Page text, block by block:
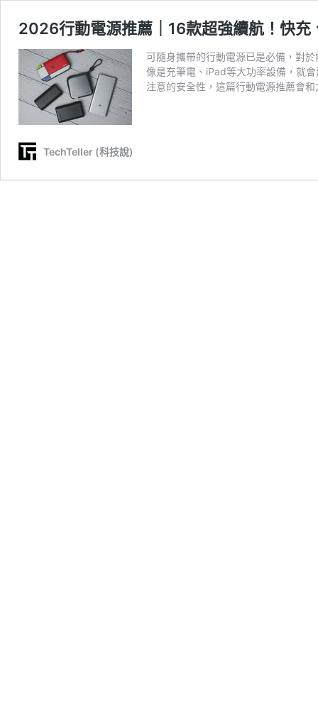
2026行動電源推薦｜16款超強續航！快充
可隨身攜帶的行動電源已是必備，對
像是充筆電、iPad等大功率設備，就
注意的安全性，這篇行動電源推薦會
TechTeller (科技說)